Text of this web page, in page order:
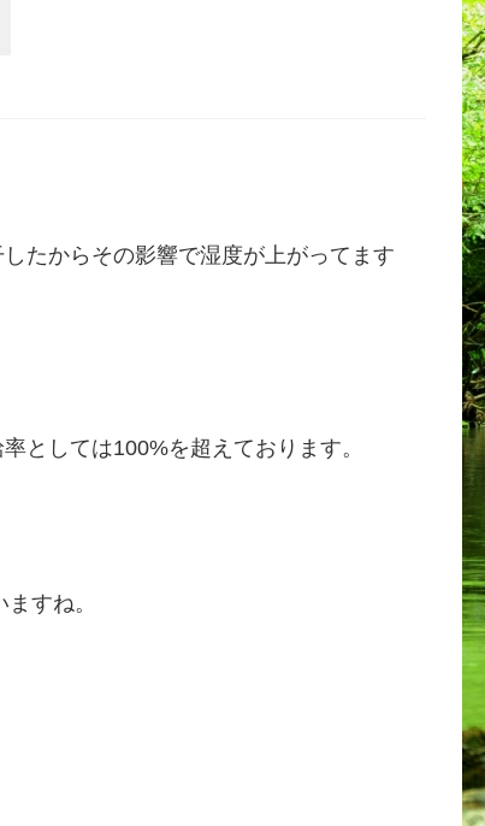
たからその影響で湿度が上がってます
としては100%を超えております。
すね。